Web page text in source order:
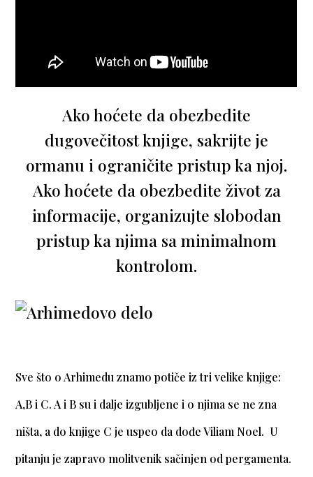
Ako hoćete da obezbedite
dugovečitost knjige, sakrijte je
ormanu i ograničite pristup ka njoj.
Ako hoćete da obezbedite život za
informacije, organizujte slobodan
pristup ka njima sa minimalnom
kontrolom.
Sve što o Arhimedu znamo potiče iz tri velike knjige:
A,B i C. A i B su i dalje izgubljene i o njima se ne zna
ništa, a do knjige C je uspeo da dođe Viliam Noel. U
pitanju je zapravo molitvenik sačinjen od pergamenta.